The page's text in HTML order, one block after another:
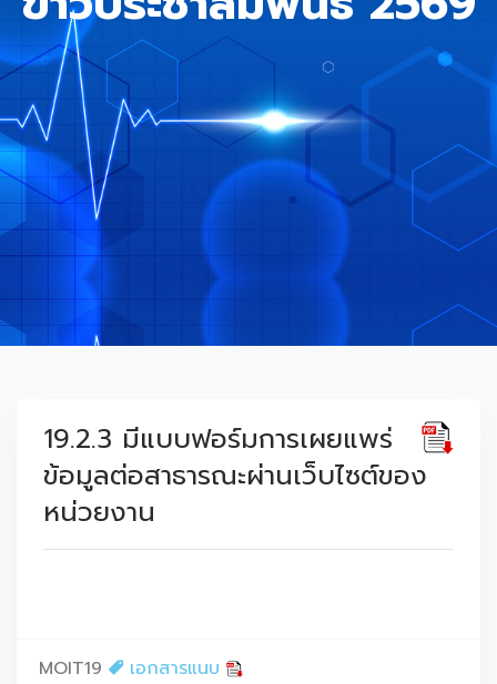
19.2.3 มีแบบฟอร์มการเผยแพร่
ข้อมูลต่อสาธารณะผ่านเว็บไซต์ของ
หน่วยงาน
MOIT19
เอกสารแนบ